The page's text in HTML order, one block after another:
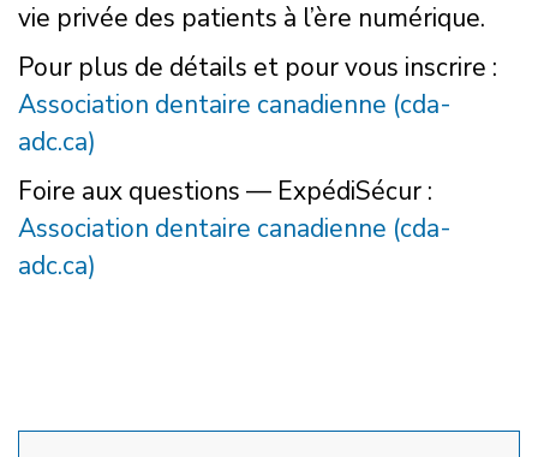
vie privée des patients à l’ère numérique.
Pour plus de détails et pour vous inscrire :
Association dentaire canadienne (cda-
adc.ca)
Foire aux questions — ExpédiSécur :
Association dentaire canadienne (cda-
adc.ca)